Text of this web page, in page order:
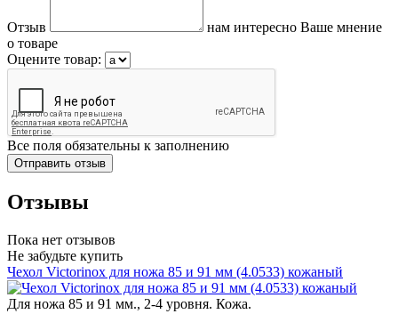
Отзыв
нам интересно Ваше мнение
о товаре
Оцените товар:
Все поля обязательны к заполнению
Отзывы
Пока нет отзывов
Не забудьте купить
Чехол Victorinox для ножа 85 и 91 мм (4.0533) кожаный
Для ножа 85 и 91 мм., 2-4 уровня. Кожа.